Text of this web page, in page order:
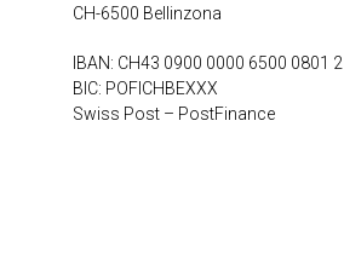
CH-6500 Bellinzona
IBAN: CH43 0900 0000 6500 0801 2
BIC: POFICHBEXXX
Swiss Post – PostFinance